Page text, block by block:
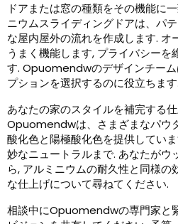
ドアまたは窓の種類をその機能に
ニウムスライディングドアは、パ
な屋内屋外の流れを作成します.
うまく機能します, プライバシーを
す. Opuomendwのデザインチー
プションを選択するのに役立ちます.
あなたの家のスタイルを補完する
Opuomendwは、さまざまなパウ
酸化色と陽極酸化色を提供してい
妙なニュートラルまで. あなたがウ
ら, アルミニウムの耐久性と同様の
な仕上げについて尋ねてください.
相談中にOpuomendwの専門家と